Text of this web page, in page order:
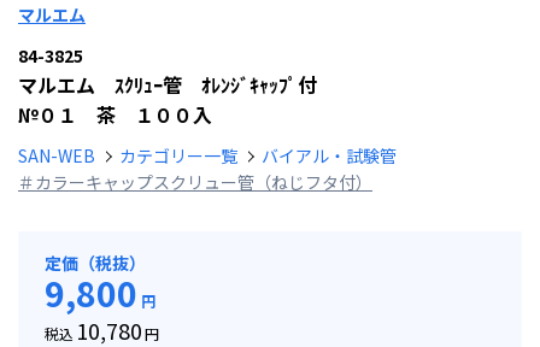
マルエム
84-3825
マルエム ｽｸﾘｭｰ管 ｵﾚﾝｼﾞｷｬｯﾌﾟ付
№０１ 茶 １００入
SAN-WEB カテゴリー一覧
バイアル・試験管
＃カラーキャップスクリュー管（ねじフタ付）
定価（税抜）
9,800 円
税込 10,780円